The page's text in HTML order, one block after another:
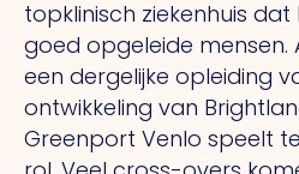
topklinisch ziekenhuis
goed opgeleide mensen.
een dergelijke opleiding
ontwikkeling van
Greenport Venlo speelt